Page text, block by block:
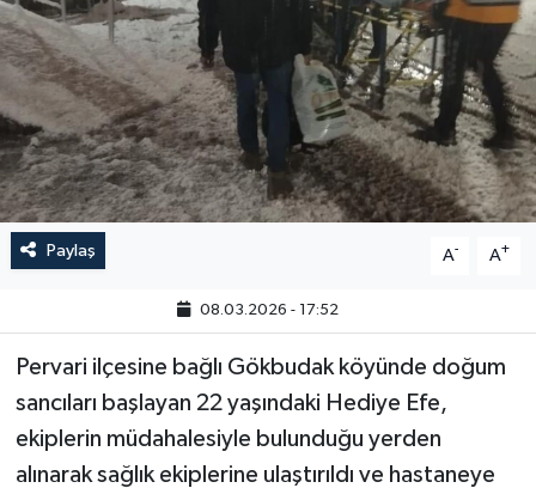
Paylaş A- A+
08.03.2026 - 17:52
Pervari ilçesine bağlı Gökbudak köyünde doğum
sancıları başlayan 22 yaşındaki Hediye Efe,
ekiplerin müdahalesiyle bulunduğu yerden
alınarak sağlık ekiplerine ulaştırıldı ve hastaneye